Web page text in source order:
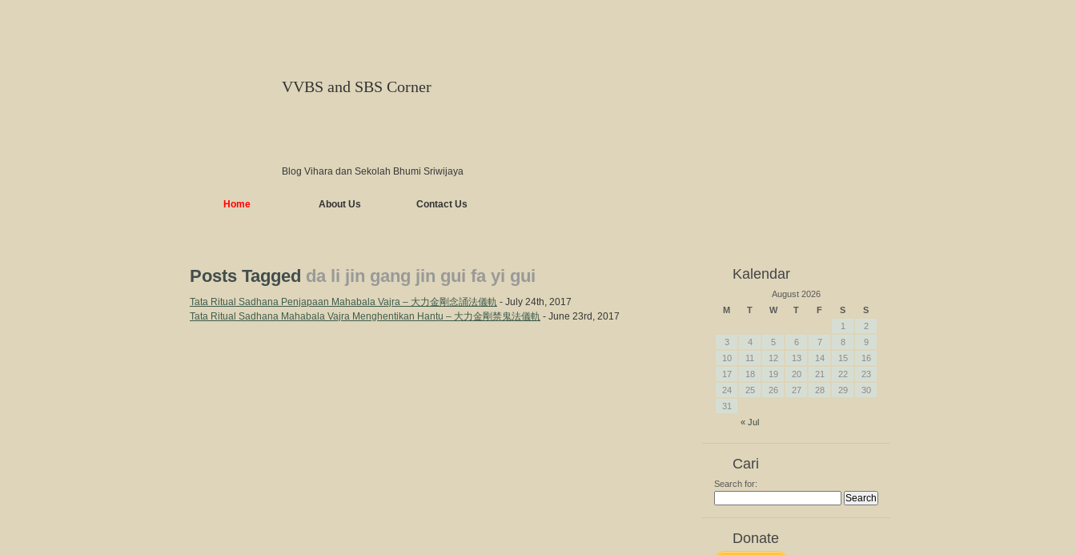
VVBS and SBS Corner
Blog Vihara dan Sekolah Bhumi Sriwijaya
Home About Us Contact Us
Posts Tagged da li jin gang jin gui fa yi gui
Tata Ritual Sadhana Penjapaan Mahabala Vajra – 大力金剛念誦法儀軌 - July 24th, 2017
Tata Ritual Sadhana Mahabala Vajra Menghentikan Hantu – 大力金剛禁鬼法儀軌 - June 23rd, 2017
Kalendar
August 2026
M
T W T F S S
« Jul
1
2
3
4 5 6 7 8
9
10
11 12 13 14 15
16
17
18 19 20 21 22
23
24
25 26 27 28 29
30
31
Cari
Search for:
Donate